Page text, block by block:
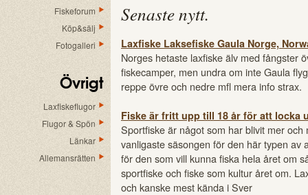
Fiskeforum
Köp&sälj
Fotogalleri
Övrigt
Laxfiskeflugor
Flugor & Spön
Länkar
Allemansrätten
Senaste nytt.
Laxfiske Laksefiske Gaula Norge,
Norges hetaste laxfiske älv med fångster
fiskecamper, men undra om inte Gaula
reppe övre och nedre mfl mera info strax.
Fiske är fritt upp till 18 år för att locka
Sportfiske är något som har blivit mer
vanligaste säsongen för den här typen av
för den som vill kunna fiska hela året om
sportfiske och fiske som kultur året om.
och kanske mest kända i Sver